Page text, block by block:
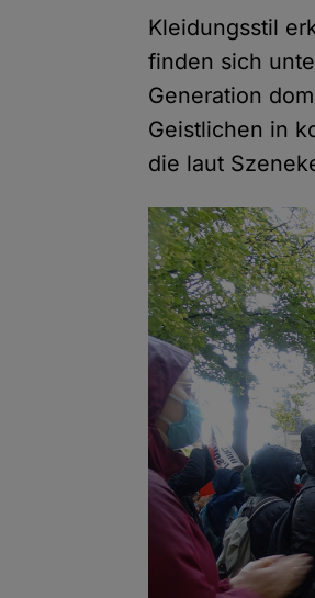
Kleidungsstil
finden sich
Generation
Geistlichen in
die laut